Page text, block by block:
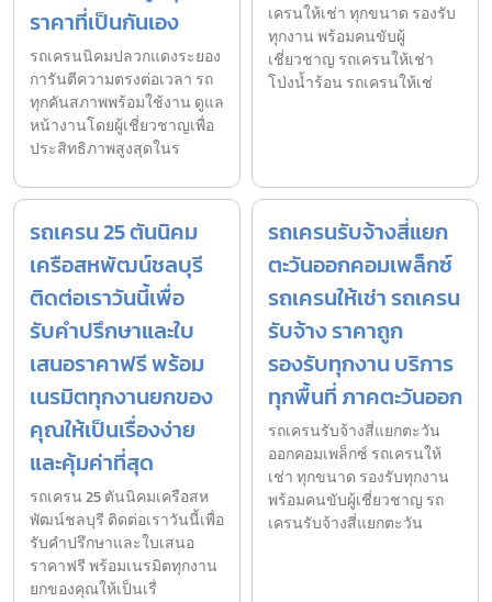
ราคาที่เป็นกันเอง
รถเครนนิคมปลวกแดงระยอง
การันตีความตรงต่อเวลา รถ
ทุกคันสภาพพร้อมใช้งาน ดูแล
หน้างานโดยผู้เชี่ยวชาญเพื่อ
ประสิทธิภาพสูงสุดในร
เครนให้เช่า ทุกขนาด รองรับ
ทุกงาน พร้อมคนขับผู้
เชี่ยวชาญ รถเครนให้เช่า
โป่งน้ำร้อน รถเครนให้เช่
รถเครน 25 ตันนิคม
เครือสหพัฒน์ชลบุรี
ติดต่อเราวันนี้เพื่อ
รับคำปรึกษาและใบ
เสนอราคาฟรี พร้อม
เนรมิตทุกงานยกของ
คุณให้เป็นเรื่องง่าย
และคุ้มค่าที่สุด
รถเครน 25 ตันนิคมเครือสห
พัฒน์ชลบุรี ติดต่อเราวันนี้เพื่อ
รับคำปรึกษาและใบเสนอ
ราคาฟรี พร้อมเนรมิตทุกงาน
ยกของคุณให้เป็นเรื่
รถเครนรับจ้างสี่แยก
ตะวันออกคอมเพล็กซ์
รถเครนให้เช่า รถเครน
รับจ้าง ราคาถูก
รองรับทุกงาน บริการ
ทุกพื้นที่ ภาคตะวันออก
รถเครนรับจ้างสี่แยกตะวัน
ออกคอมเพล็กซ์ รถเครนให้
เช่า ทุกขนาด รองรับทุกงาน
พร้อมคนขับผู้เชี่ยวชาญ รถ
เครนรับจ้างสี่แยกตะวัน